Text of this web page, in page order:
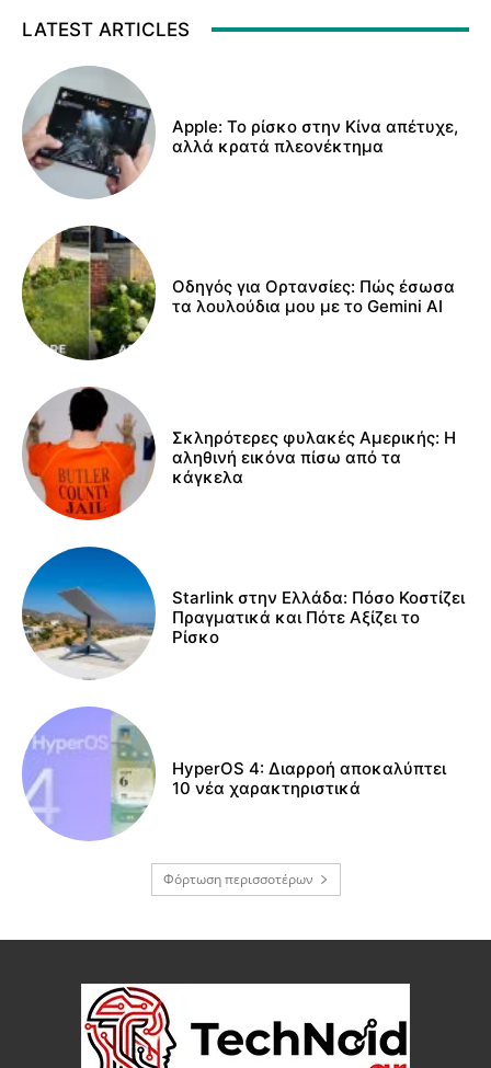
LATEST ARTICLES
Apple: Το ρίσκο στην Κίνα απέτυχε,
αλλά κρατά πλεονέκτημα
Οδηγός για Ορτανσίες: Πώς έσωσα
τα λουλούδια μου με το Gemini AI
Σκληρότερες φυλακές Αμερικής: Η
αληθινή εικόνα πίσω από τα
κάγκελα
Starlink στην Ελλάδα: Πόσο Κοστίζει
Πραγματικά και Πότε Αξίζει το
Ρίσκο
HyperOS 4: Διαρροή αποκαλύπτει
10 νέα χαρακτηριστικά
Φόρτωση περισσοτέρων